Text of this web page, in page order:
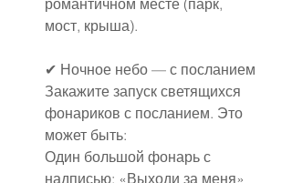
мост, крыша).
✔ Ночное небо — с посланием
Закажите запуск светящихся
фонариков с посланием. Это
может быть:
Один большой фонарь с
надписью: «Выходи за меня»